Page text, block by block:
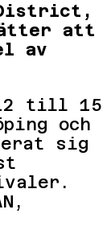
att
av
12 till 15
och
sig